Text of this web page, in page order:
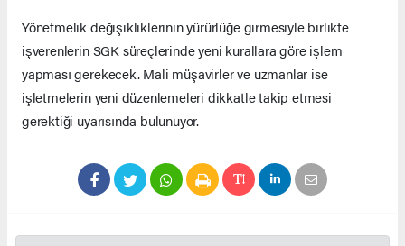
Yönetmelik değişikliklerinin yürürlüğe girmesiyle birlikte
işverenlerin SGK süreçlerinde yeni kurallara göre işlem
yapması gerekecek. Mali müşavirler ve uzmanlar ise
işletmelerin yeni düzenlemeleri dikkatle takip etmesi
gerektiği uyarısında bulunuyor.